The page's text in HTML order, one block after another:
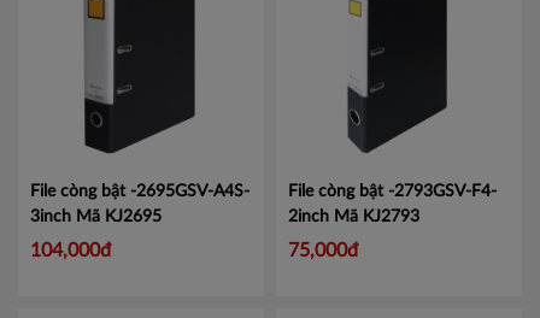
File còng bật -2695GSV-A4S-
3inch Mã KJ2695
104,000đ
File còng bật -2793GSV-F4-
2inch Mã KJ2793
75,000đ